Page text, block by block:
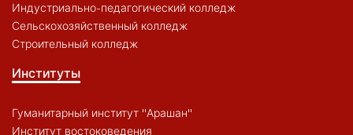
Индустриально-педагогический колледж
Сельскохозяйственный колледж
Строительный колледж
Институты
Гуманитарный институт "Арашан"
Институт востоковедения